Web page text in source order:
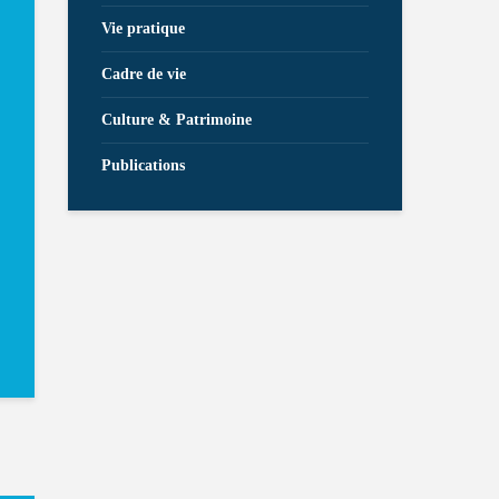
Vie pratique
Cadre de vie
Culture & Patrimoine
Publications